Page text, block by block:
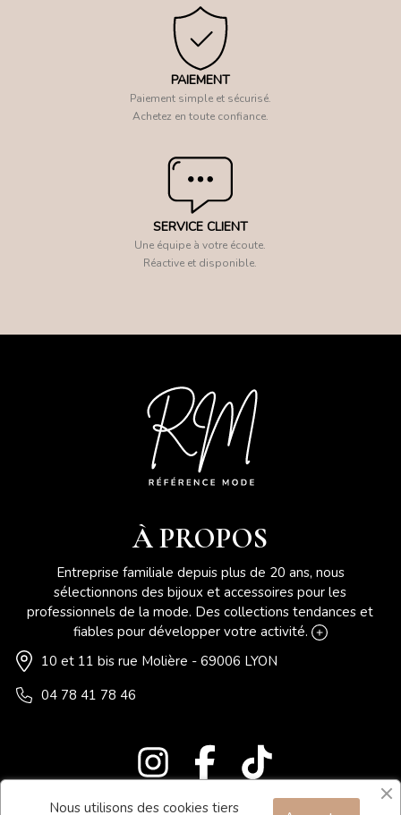
PAIEMENT
Paiement simple et sécurisé.
Achetez en toute confiance.
SERVICE CLIENT
Une équipe à votre écoute.
Réactive et disponible.
À PROPOS
Entreprise familiale depuis plus de 20 ans, nous
sélectionnons des bijoux et accessoires pour les
professionnels de la mode. Des collections tendances et
fiables pour développer votre activité.
10 et 11 bis rue Molière - 69006 LYON
04 78 41 78 46
Nous utilisons des cookies tiers